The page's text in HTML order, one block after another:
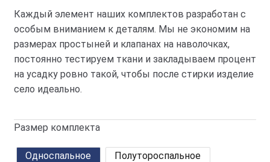
Каждый элемент наших комплектов разработан с
особым вниманием к деталям. Мы не экономим на
размерах простыней и клапанах на наволочках,
постоянно тестируем ткани и закладываем процент
на усадку ровно такой, чтобы после стирки изделие
село идеально.
Размер комплекта
Односпальное Полутороспальное